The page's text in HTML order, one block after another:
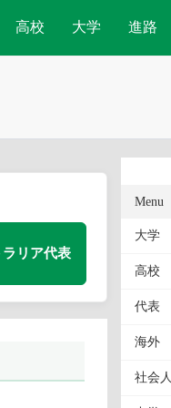
高校 大学 進路
リア代表
Menu
大学
高校
代表
海外
社会人